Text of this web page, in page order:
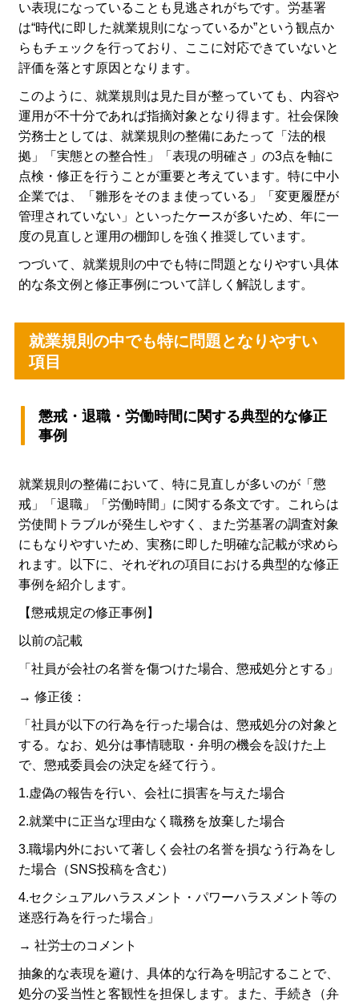
い表現になっていることも見逃されがちです。労基署
は“時代に即した就業規則になっているか”という観点か
らもチェックを行っており、ここに対応できていないと
評価を落とす原因となります。
このように、就業規則は見た目が整っていても、内容や
運用が不十分であれば指摘対象となり得ます。社会保険
労務士としては、就業規則の整備にあたって「法的根
拠」「実態との整合性」「表現の明確さ」の3点を軸に
点検・修正を行うことが重要と考えています。特に中小
企業では、「雛形をそのまま使っている」「変更履歴が
管理されていない」といったケースが多いため、年に一
度の見直しと運用の棚卸しを強く推奨しています。
つづいて、就業規則の中でも特に問題となりやすい具体
的な条文例と修正事例について詳しく解説します。
就業規則の中でも特に問題となりやすい
項目
懲戒・退職・労働時間に関する典型的な修正
事例
就業規則の整備において、特に見直しが多いのが「懲
戒」「退職」「労働時間」に関する条文です。これらは
労使間トラブルが発生しやすく、また労基署の調査対象
にもなりやすいため、実務に即した明確な記載が求めら
れます。以下に、それぞれの項目における典型的な修正
事例を紹介します。
【懲戒規定の修正事例】
以前の記載
「社員が会社の名誉を傷つけた場合、懲戒処分とする」
→ 修正後：
「社員が以下の行為を行った場合は、懲戒処分の対象と
する。なお、処分は事情聴取・弁明の機会を設けた上
で、懲戒委員会の決定を経て行う。
1.虚偽の報告を行い、会社に損害を与えた場合
2.就業中に正当な理由なく職務を放棄した場合
3.職場内外において著しく会社の名誉を損なう行為をし
た場合（SNS投稿を含む）
4.セクシュアルハラスメント・パワーハラスメント等の
迷惑行為を行った場合」
→ 社労士のコメント
抽象的な表現を避け、具体的な行為を明記することで、
処分の妥当性と客観性を担保します。また、手続き（弁